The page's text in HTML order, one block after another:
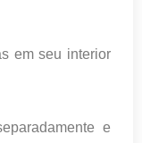
em seu interior
e